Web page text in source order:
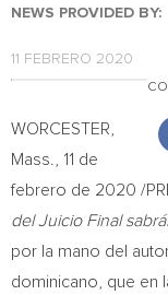
NEWS PROVIDED BY:
11 FEBRERO 2020
WORCESTER,
Mass.
, 11 de
febrero de 2020 /
del Juicio Final
por la mano del
dominicano, que en